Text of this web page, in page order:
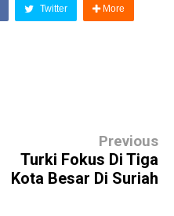
Twitter More
Previous
Turki Fokus Di Tiga
Kota Besar Di Suriah